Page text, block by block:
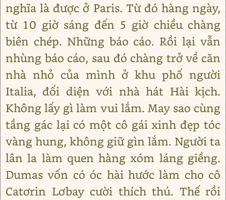
nghĩa là được ở Paris. Từ đó hàng ngày,
từ 10 giờ sáng đến 5 giờ chiều chàng
biên chép. Những báo cáo. Rồi lại vẫn
nhùng báo cáo, sau đó chàng trở về căn
nhà nhỏ của mình ở khu phố người
Italia, đối diện với nhà hát Hài kịch.
Không lấy gì làm vui lắm. May sao cùng
tầng gác lại có một cô gái xinh đẹp tóc
vàng hung, không giữ gìn lắm. Người ta
lân la làm quen hàng xóm láng giềng.
Dumas vốn có óc hài hước làm cho cô
Catơrin Lơbay cười thích thú. Thế rồi